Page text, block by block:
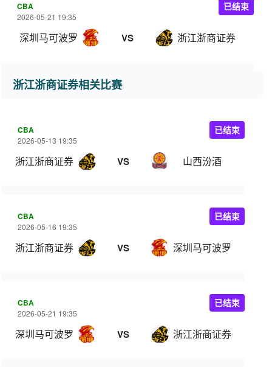
CBA
2026-05-21 19:35
深圳马可波罗 VS 浙江浙商证券
已结束
浙江浙商证券相关比赛
CBA
2026-05-13 19:35
浙江浙商证券 VS 山西汾酒
已结束
CBA
2026-05-16 19:35
浙江浙商证券 VS 深圳马可波罗
已结束
CBA
2026-05-21 19:35
深圳马可波罗 VS 浙江浙商证券
已结束